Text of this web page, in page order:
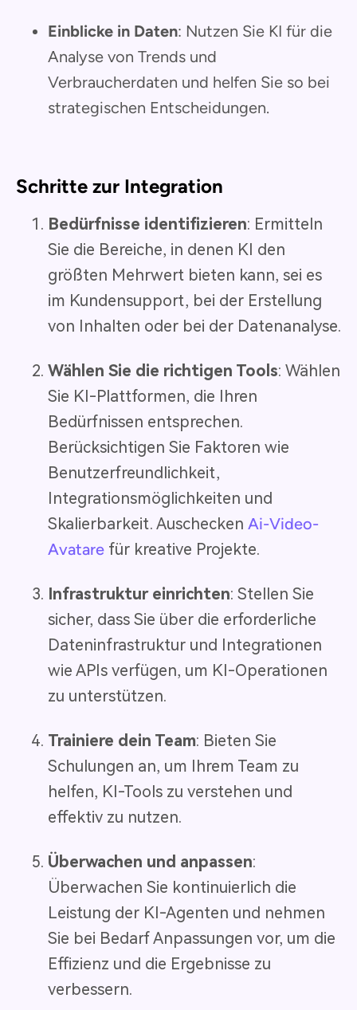
Einblicke in Daten: Nutzen Sie KI für die
Analyse von Trends und
Verbraucherdaten und helfen Sie so bei
strategischen Entscheidungen.
Schritte zur Integration
Bedürfnisse identifizieren: Ermitteln
Sie die Bereiche, in denen KI den
größten Mehrwert bieten kann, sei es
im Kundensupport, bei der Erstellung
von Inhalten oder bei der Datenanalyse.
Wählen Sie die richtigen Tools: Wählen
Sie KI-Plattformen, die Ihren
Bedürfnissen entsprechen.
Berücksichtigen Sie Faktoren wie
Benutzerfreundlichkeit,
Integrationsmöglichkeiten und
Skalierbarkeit. Auschecken Ai-Video-
Avatare für kreative Projekte.
Infrastruktur einrichten: Stellen Sie
sicher, dass Sie über die erforderliche
Dateninfrastruktur und Integrationen
wie APIs verfügen, um KI-Operationen
zu unterstützen.
Trainiere dein Team: Bieten Sie
Schulungen an, um Ihrem Team zu
helfen, KI-Tools zu verstehen und
effektiv zu nutzen.
Überwachen und anpassen:
Überwachen Sie kontinuierlich die
Leistung der KI-Agenten und nehmen
Sie bei Bedarf Anpassungen vor, um die
Effizienz und die Ergebnisse zu
verbessern.